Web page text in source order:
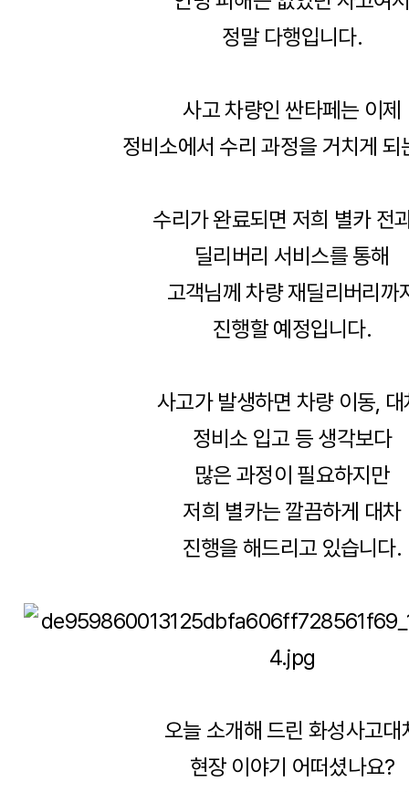
정말 다행입니다.
사고 차량인 싼타페는 이제
정비소에서 수리 과정을 거치게 되
수리가 완료되면 저희 별카 전
딜리버리 서비스를 통해
고객님께 차량 재딜리버리까
진행할 예정입니다.
사고가 발생하면 차량 이동, 대
정비소 입고 등 생각보다
많은 과정이 필요하지만
저희 별카는 깔끔하게 대차
진행을 해드리고 있습니다.
오늘 소개해 드린 화성사고대
현장 이야기 어떠셨나요?